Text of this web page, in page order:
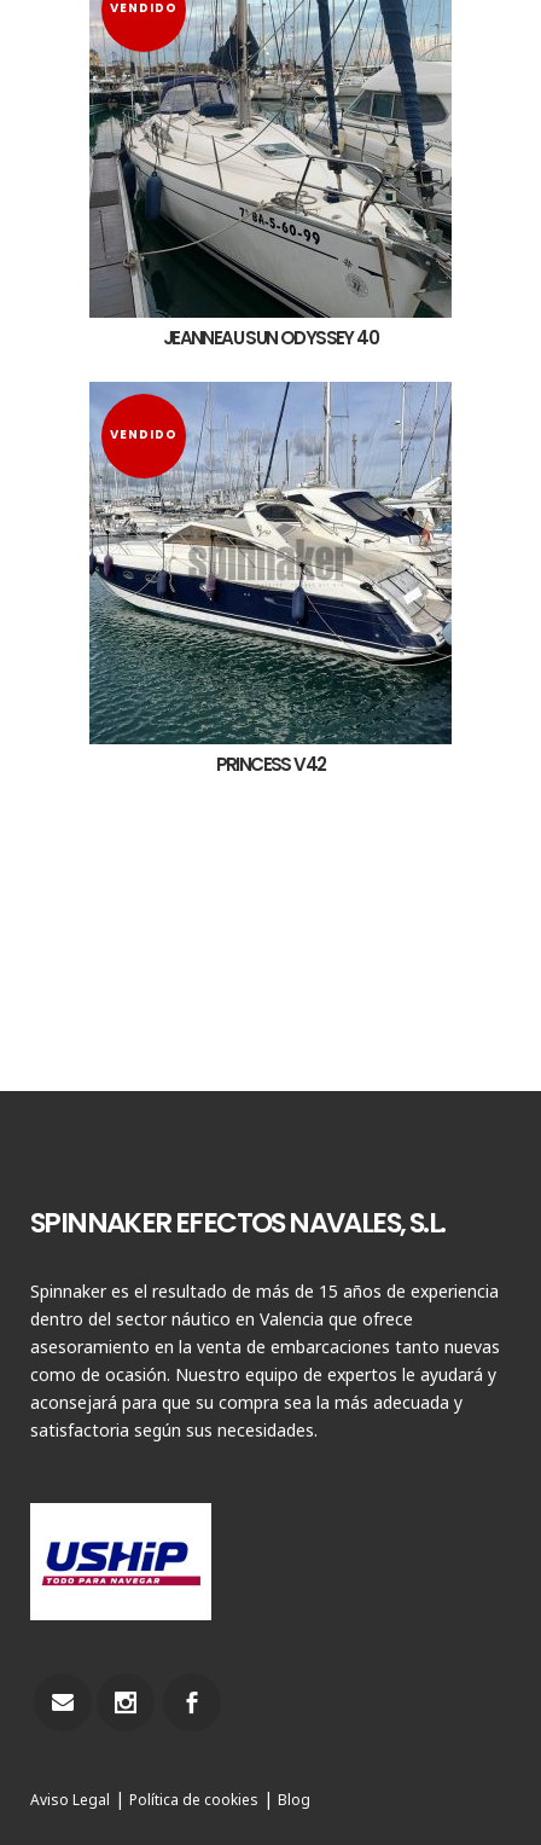
VENDIDO
JEANNEAU SUN ODYSSEY 40
VENDIDO
PRINCESS V42
SPINNAKER EFECTOS NAVALES, S.L.
Spinnaker es el resultado de más de 15 años de experiencia
dentro del sector náutico en Valencia que ofrece
asesoramiento en la venta de embarcaciones tanto nuevas
como de ocasión. Nuestro equipo de expertos le ayudará y
aconsejará para que su compra sea la más adecuada y
satisfactoria según sus necesidades.
Aviso Legal | Política de cookies | Blog